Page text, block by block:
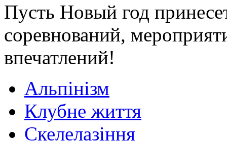
Пусть Новый год
соревнований,
впечатлений!
Альпінізм
Клубне життя
Скелелазіння